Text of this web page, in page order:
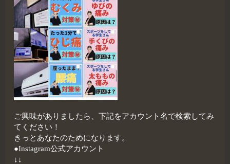
ご興味がありましたら、下記をアカウント名で検索してみ
てください！
きっとあなたのためになります。
●Instagram公式アカウント
↓↓